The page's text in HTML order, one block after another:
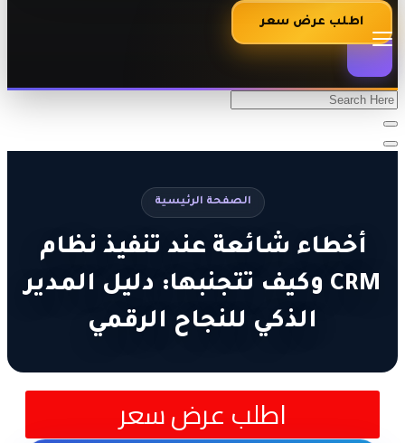
اطلب عرض سعر
الصفحة الرئيسية
أخطاء شائعة عند تنفيذ نظام
CRM وكيف تتجنبها: دليل المدير
الذكي للنجاح الرقمي
اطلب عرض سعر